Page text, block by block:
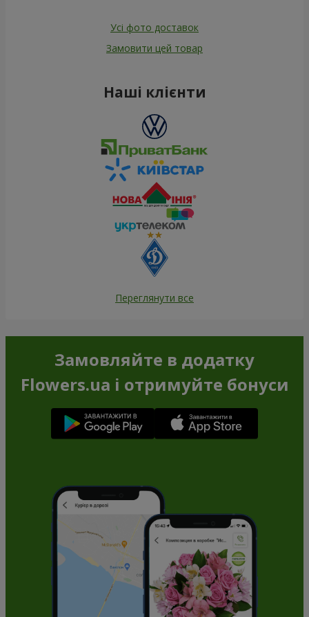
Усі фото доставок
Замовити цей товар
Наші клієнти
Переглянути все
Замовляйте в додатку
Flowers.ua і отримуйте бонуси